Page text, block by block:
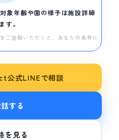
象年齢や園の様子は施設詳細
す。
ご登録いただくと、あなたの条件に
公式LINEで相談
する
を見る